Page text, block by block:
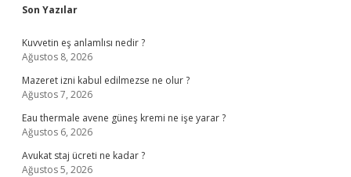
Sidebar
Son Yazılar
Kuvvetin eş anlamlısı nedir ?
Ağustos 8, 2026
Mazeret izni kabul edilmezse ne olur ?
Ağustos 7, 2026
Eau thermale avene güneş kremi ne işe yarar ?
Ağustos 6, 2026
Avukat staj ücreti ne kadar ?
Ağustos 5, 2026